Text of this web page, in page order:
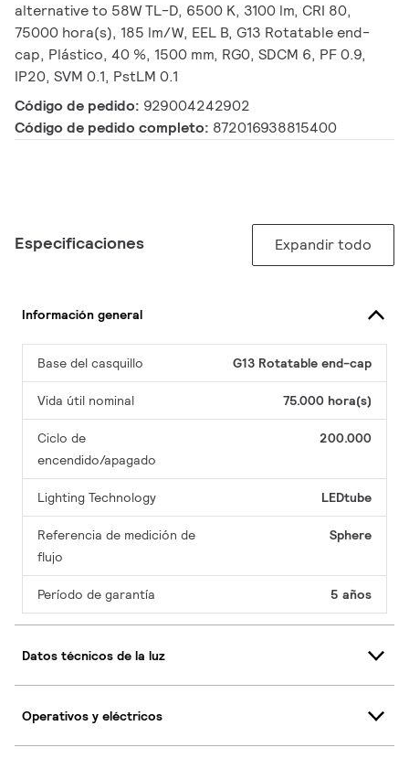
alternative to 58W TL-D, 6500 K, 3100 lm, CRI 80,
75000 hora(s), 185 lm/W, EEL B, G13 Rotatable end-
cap, Plástico, 40 %, 1500 mm, RG0, SDCM 6, PF 0.9,
IP20, SVM 0.1, PstLM 0.1
Código de pedido: 929004242902
Código de pedido completo: 872016938815400
Especificaciones Expandir todo
Información general
Base del casquillo G13 Rotatable end-cap
Vida útil nominal 75.000 hora(s)
Ciclo de
encendido/apagado
200.000
Lighting Technology LEDtube
Referencia de medición de
flujo
Sphere
Período de garantía 5 años
Datos técnicos de la luz
Operativos y eléctricos